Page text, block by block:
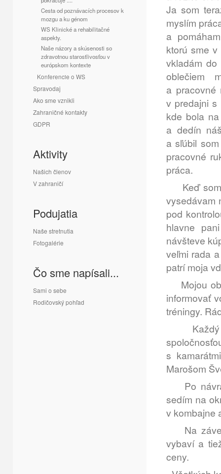
Cesta od poznávacích procesov k
mozgu a ku génom
WS Klinické a rehabilitačné
aspekty.
Naše názory a skúsenosti so
zdravotnou starostlivosťou v
európskom kontexte
Konferencie o WS
Spravodaj
Ako sme vznikli
Zahraničné kontakty
GDPR
Aktivity
Našich členov
V zahraničí
Podujatia
Naše stretnutia
Fotogalérie
Čo sme napísali...
Sami o sebe
Rodičovský pohľad
Ja som
myslím
a
ktorú sme
vkladám
oblečiem
a pracovné
v predajni s
kde bola
a dedín
a sľúbil
pracovné
práca.
Keď som
vysedávam
pod
hlavne
návšteve
veľmi rada
patrí moja
Mojou
informovať
tréningy.
Každý
s
Marošom
Po
sedím na
v kombajne
Na záver
vybaví a
ceny.